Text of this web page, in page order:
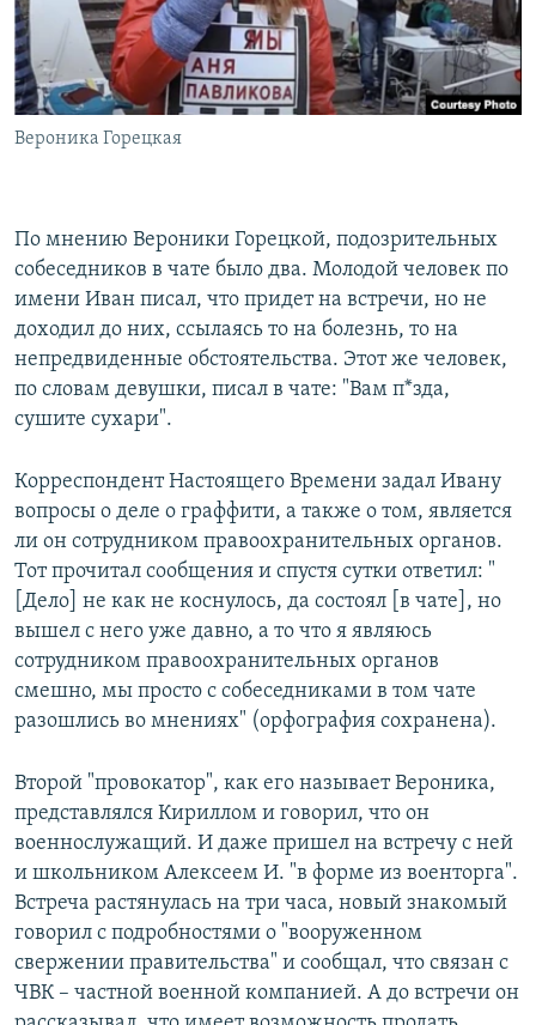
Вероника Горецкая
По мнению Вероники Горецкой, подозрительных
собеседников в чате было два. Молодой человек по
имени Иван писал, что придет на встречи, но не
доходил до них, ссылаясь то на болезнь, то на
непредвиденные обстоятельства. Этот же человек,
по словам девушки, писал в чате: "Вам п*зда,
сушите сухари".
Корреспондент Настоящего Времени задал Ивану
вопросы о деле о граффити, а также о том, является
ли он сотрудником правоохранительных органов.
Тот прочитал сообщения и спустя сутки ответил: "
[Дело] не как не коснулось, да состоял [в чате], но
вышел с него уже давно, а то что я являюсь
сотрудником правоохранительных органов
смешно, мы просто с собеседниками в том чате
разошлись во мнениях" (орфография сохранена).
Второй "провокатор", как его называет Вероника,
представлялся Кириллом и говорил, что он
военнослужащий. И даже пришел на встречу с ней
и школьником Алексеем И. "в форме из военторга".
Встреча растянулась на три часа, новый знакомый
говорил с подробностями о "вооруженном
свержении правительства" и сообщал, что связан с
ЧВК – частной военной компанией. А до встречи он